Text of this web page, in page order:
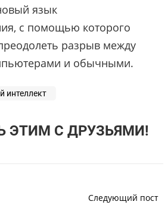
язык
с помощью которого
разрыв между
и обычными.
интеллект
ЭТИМ С ДРУЗЬЯМИ!
Следующий пост